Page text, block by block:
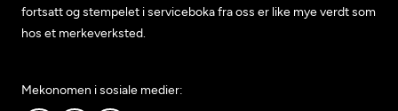
fortsatt og stempelet i serviceboka fra oss er like mye verdt som
hos et merkeverksted.
Mekonomen i sosiale medier: